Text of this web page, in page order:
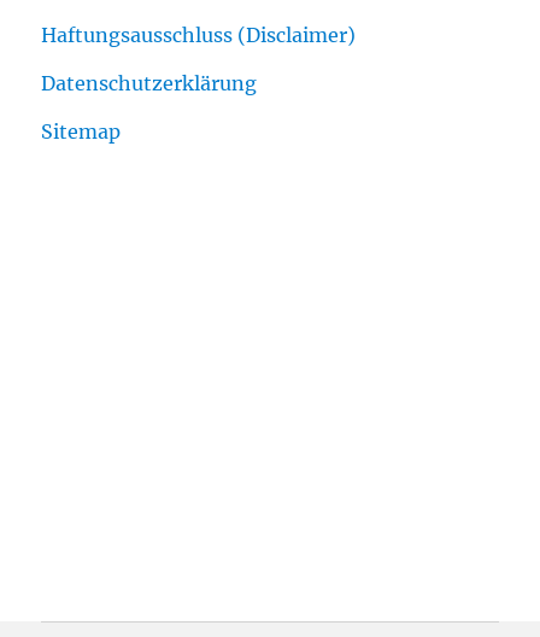
Haftungsausschluss (Disclaimer)
Datenschutzerklärung
Sitemap